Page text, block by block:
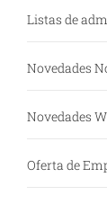
Listas de
Novedades
Novedades
Oferta de